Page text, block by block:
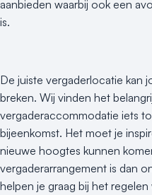
aanbieden waarbij ook een
is.
De juiste vergaderlocatie kan
breken. Wij vinden het
vergaderaccommodatie iets
bijeenkomst. Het moet je
nieuwe hoogtes kunnen
vergaderarrangement is dan
helpen je graag bij het